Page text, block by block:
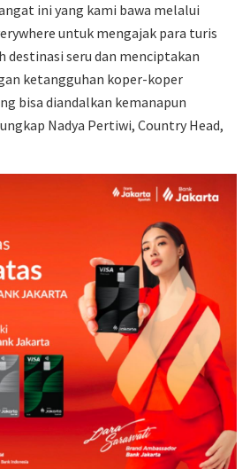
ini yang kami bawa melalui
untuk mengajak para turis
destinasi seru dan menciptakan
ketangguhan koper-koper
bisa diandalkan kemanapun
Nadya Pertiwi, Country Head,